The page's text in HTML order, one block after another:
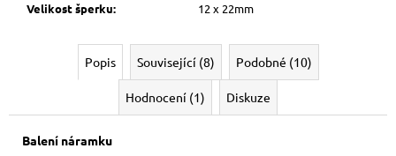
Velikost šperku: 12 x 22mm
Popis Související (8) Podobné (10)
Hodnocení (1) Diskuze
Balení náramku